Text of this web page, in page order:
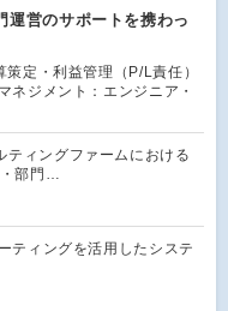
運営のサポートを携わっ
定・利益管理（P/L責任）
ネジメント：エンジニア・
ティングファームにおける
部門…
ティングを活用したシステ